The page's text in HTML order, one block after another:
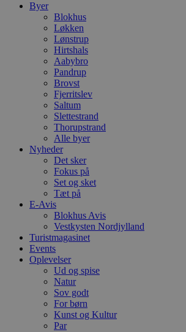
Byer
Blokhus
Løkken
Lønstrup
Hirtshals
Aabybro
Pandrup
Brovst
Fjerritslev
Saltum
Slettestrand
Thorupstrand
Alle byer
Nyheder
Det sker
Fokus på
Set og sket
Tæt på
E-Avis
Blokhus Avis
Vestkysten Nordjylland
Turistmagasinet
Events
Oplevelser
Ud og spise
Natur
Sov godt
For børn
Kunst og Kultur
Par